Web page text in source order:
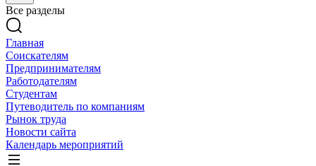
Все разделы
Главная
Соискателям
Предпринимателям
Работодателям
Студентам
Путеводитель по компаниям
Рынок труда
Новости сайта
Календарь мероприятий